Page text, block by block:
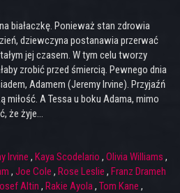
białaczkę. Ponieważ stan zdrowia
dziewczyna postanawia przerwać
jej czasem. W tym celu tworzy
zrobić przed śmiercią. Pewnego dnia
Adamem (Jeremy Irvine). Przyjaźń
A Tessa u boku Adama, mimo
że żyje...
Irvine , Kaya Scodelario , Olivia Williams ,
, Joe Cole , Rose Leslie , Franz Drameh
Altin , Rakie Ayola, Tom Kane ,